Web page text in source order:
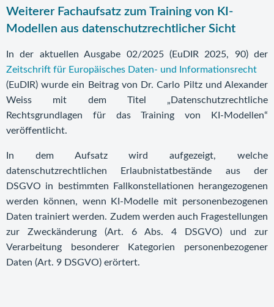
Weiterer Fachaufsatz zum Training von KI-
Modellen aus datenschutzrechtlicher Sicht
In der aktuellen Ausgabe 02/2025 (EuDIR 2025, 90) der
Zeitschrift für Europäisches Daten- und Informationsrecht
(EuDIR) wurde ein Beitrag von Dr. Carlo Piltz und Alexander
Weiss mit dem Titel „Datenschutzrechtliche
Rechtsgrundlagen für das Training von KI-Modellen“
veröffentlicht.
In dem Aufsatz wird aufgezeigt, welche
datenschutzrechtlichen Erlaubnistatbestände aus der
DSGVO in bestimmten Fallkonstellationen herangezogenen
werden können, wenn KI-Modelle mit personenbezogenen
Daten trainiert werden. Zudem werden auch Fragestellungen
zur Zweckänderung (Art. 6 Abs. 4 DSGVO) und zur
Verarbeitung besonderer Kategorien personenbezogener
Daten (Art. 9 DSGVO) erörtert.